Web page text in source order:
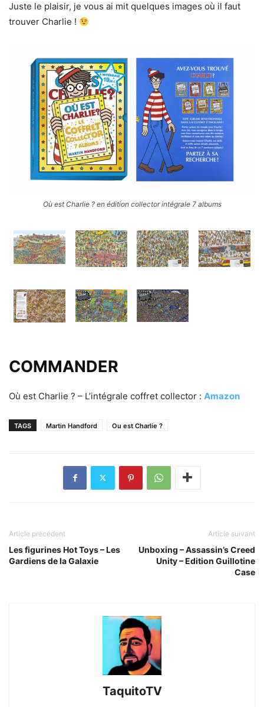
Juste le plaisir, je vous ai mit quelques images où il faut
trouver Charlie !
Où est Charlie ? en édition collector intégrale 7 albums
COMMANDER
Où est Charlie ? – L’intégrale coffret collector : Amazon
TAGS Martin Handford Ou est Charlie ?
Article précédent
Les figurines Hot Toys – Les
Gardiens de la Galaxie
Article suivant
Unboxing – Assassin’s Creed
Unity – Edition Guillotine
Case
TaquitoTV